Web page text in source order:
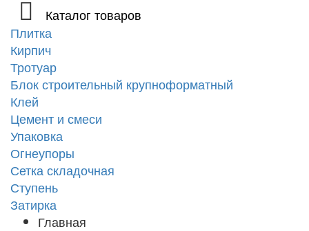
Каталог товаров
Плитка
Кирпич
Тротуар
Блок строительный крупноформатный
Клей
Цемент и смеси
Упаковка
Огнеупоры
Сетка складочная
Ступень
Затирка
Главная